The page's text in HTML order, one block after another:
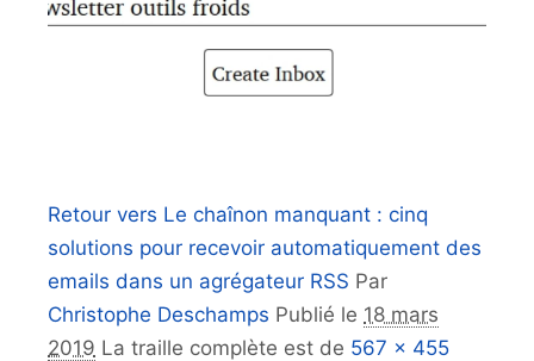
Retour vers Le chaînon manquant : cinq
solutions pour recevoir automatiquement des
emails dans un agrégateur RSS Par
Christophe Deschamps Publié le 18 mars
2019 La traille complète est de 567 × 455